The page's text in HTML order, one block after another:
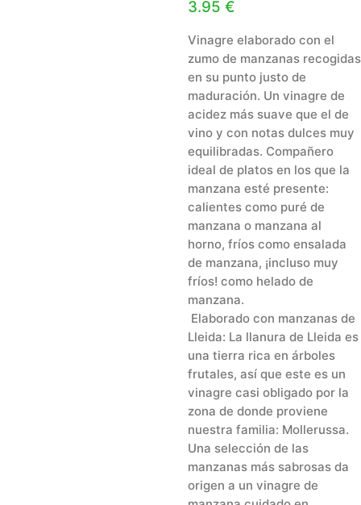
3.95 €
Vinagre elaborado con el
zumo de manzanas recogidas
en su punto justo de
maduración. Un vinagre de
acidez más suave que el de
vino y con notas dulces muy
equilibradas. Compañero
ideal de platos en los que la
manzana esté presente:
calientes como puré de
manzana o manzana al
horno, fríos como ensalada
de manzana, ¡incluso muy
fríos! como helado de
manzana.
Elaborado con manzanas de
Lleida: La llanura de Lleida es
una tierra rica en árboles
frutales, así que este es un
vinagre casi obligado por la
zona de donde proviene
nuestra familia: Mollerussa.
Una selección de las
manzanas más sabrosas da
origen a un vinagre de